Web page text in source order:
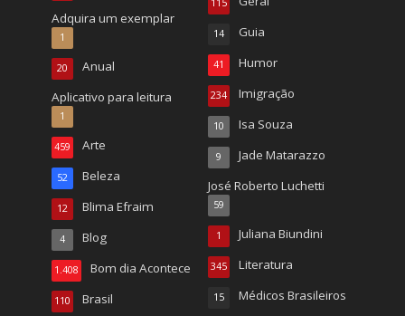
Adquira um exemplar
1
Anual
20
Aplicativo para leitura
1
Arte
459
Beleza
52
Blima Efraim
12
Blog
4
Bom dia Acontece
1.408
Brasil
110
Guia
14
Humor
41
Imigração
234
Isa Souza
10
Jade Matarazzo
9
José Roberto Luchetti
59
Juliana Biundini
1
Literatura
345
Médicos Brasileiros
15